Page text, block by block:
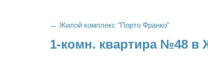
← Жилой комплекс "Порто Франко"
1-комн. квартира №48